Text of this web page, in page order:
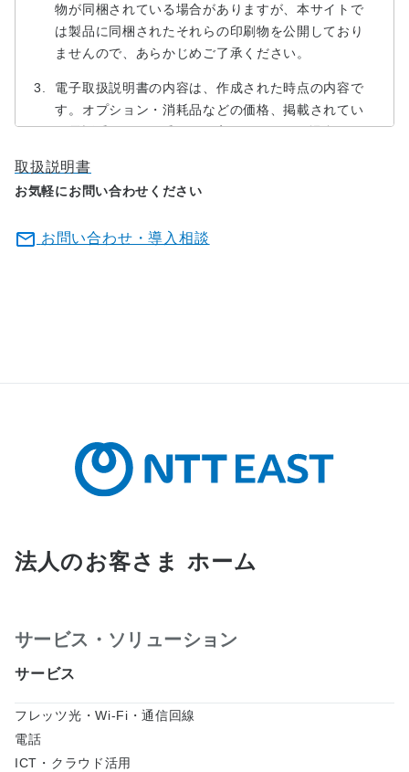
物が同梱されている場合がありますが、本サイトで
は製品に同梱されたそれらの印刷物を公開しており
ませんので、あらかじめご了承ください。
電子取扱説明書の内容は、作成された時点の内容で
す。オプション・消耗品などの価格、掲載されてい
る電話番号・FAX番号など変更されている場合があ
電子取扱説明書の内容は、製品の仕様変更などで予
イトに掲載されている取扱説明書の内容は、お客様
問い合わせにはお応えできない場合がありますの
で、あらかじめご了承ください。
取扱説明書の著作権を含む一切の権利は当社をはじ
全部または一部を複製したり、頒布、送信またはア
に用いる場合にダウンロードしたり、印刷したりす
ることができます。 本サイトの電子取扱説明書には
印刷できないものもあります。あらかじめご了承下
取扱説明書
お気軽にお問い合わせください
お問い合わせ・導入相談
法人のお客さま ホーム
サービス・ソリューション
サービス
フレッツ光・Wi-Fi・通信回線
電話
ICT・クラウド活用